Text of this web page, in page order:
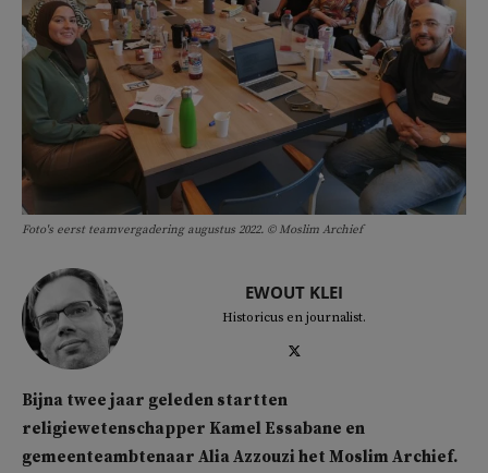
Foto's eerst teamvergadering augustus 2022. © Moslim Archief
EWOUT KLEI
Historicus en journalist.
Bijna twee jaar geleden startten
religiewetenschapper Kamel Essabane en
gemeenteambtenaar Alia Azzouzi het Moslim Archief.